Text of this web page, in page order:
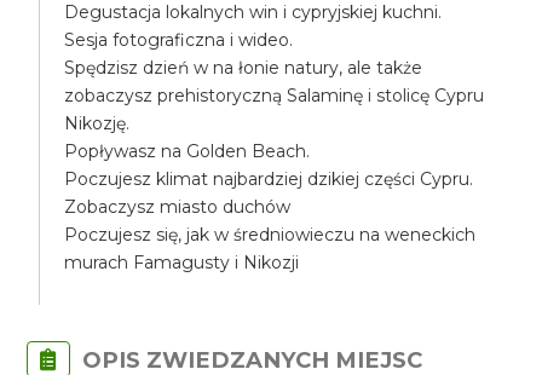
Degustacja lokalnych win i cypryjskiej kuchni.
Sesja fotograficzna i wideo.
Spędzisz dzień w na łonie natury, ale także
zobaczysz prehistoryczną Salaminę i stolicę Cypru
Nikozję.
Popływasz na Golden Beach.
Poczujesz klimat najbardziej dzikiej części Cypru.
Zobaczysz miasto duchów
Poczujesz się, jak w średniowieczu na weneckich
murach Famagusty i Nikozji
OPIS ZWIEDZANYCH MIEJSC